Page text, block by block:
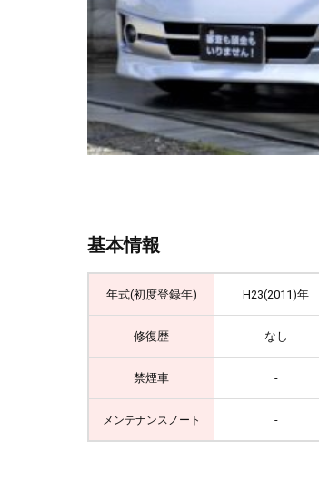
基本情報
年式(初度登録年) H23(2011)年
修復歴 なし
禁煙車 -
メンテナンスノート -